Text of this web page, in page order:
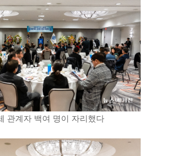
관계자 백여 명이 자리했다